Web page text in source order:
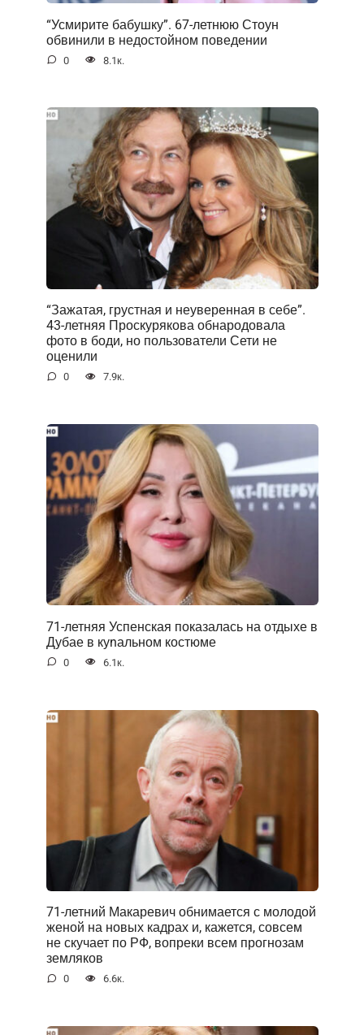
“Усмирите бабушку”. 67-летнюю Стоун
обвинили в недостойном поведении
0 8.1к.
“Зажатая, грустная и неуверенная в себе”.
43-летняя Проскурякова обнародовала
фото в боди, но пользователи Сети не
оценили
0 7.9к.
71-летняя Успенская показалась на отдыхе в
Дубае в куnальном костюме
0 6.1к.
71-летний Макаревич обнимается с молодой
женой на новых кадрах и, кажется, совсем
не скучает по РФ, вопреки всем прогнозам
земляков
0 6.6к.